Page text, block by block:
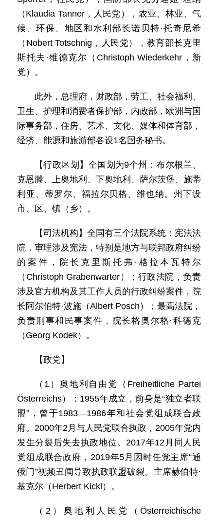
（Klaudia Tanner，人民党），农业、林业、气
候、环保、地区和水利部长诺贝特·托奇尼希
（Nobert Totschnig，人民党），教育部长克里
斯托夫·维德克尔（Christoph Wiederkehr，新
党）。
此外，总理府，财政部，劳工、社会福利、
卫生、护理和消费者保护部，内政部，欧洲与国
际事务部，住房、艺术、文化、媒体和体育部，
经济、能源和旅游部各设1名国务秘书。
【行政区划】全国划为9个州：布尔根兰、
克恩滕、上奥地利、下奥地利、萨尔茨堡、施蒂
利亚、蒂罗尔、福拉尔贝格、维也纳。州下设
市、区、镇（乡）。
【司法机构】全国有三个法院系统：宪法法
院，审理涉及宪法，特别是地方与联邦政府纠纷
的案件，院长克里斯托弗·格拉本瓦特尔
（Christoph Grabenwarter）；行政法院，负责
涉及官方机构及其工作人员的行政纠纷案件，院
长阿尔伯特·波施（Albert Posch）；最高法院，
负责刑事和民事案件，院长格奥尔格·科德克
（Georg Kodek）。
【政党】
（1）奥地利自由党（Freiheitliche Partei
Österreichs）：1955年成立，前身是“独立者联
盟”，曾于1983—1986年和社会党组成联合政
府。2000年2月与人民党联合执政，2005年党内
发生分裂后失去执政地位。2017年12月同人民
党组成联合政府，2019年5月因时任党主席“通
俄门”视频丑闻导致执政联盟破裂。主席赫伯特·
基克尔（Herbert Kickl）。
（2）奥地利人民党（Österreichische